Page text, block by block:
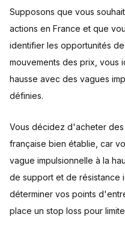
Supposons que vous
actions en France et que
identifier les opportunités
mouvements des prix, vous
hausse avec des vagues
définies.
Vous décidez d'acheter
française bien établie, car
vague impulsionnelle à la
de support et de résistance
déterminer vos points
place un stop loss pour